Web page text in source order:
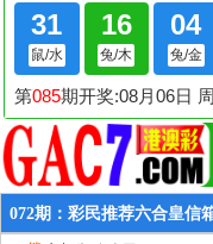
072期：彩民推荐六合皇信